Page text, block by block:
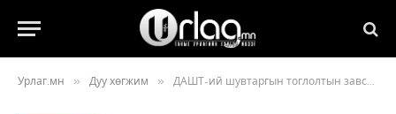
Урлаг.мн » Дуу хөгжим » ДАШТ-ий шувтаргын тоглолтын завсарлагааны үеэр Жастин Бибер уран бүтээлээ толилуулна